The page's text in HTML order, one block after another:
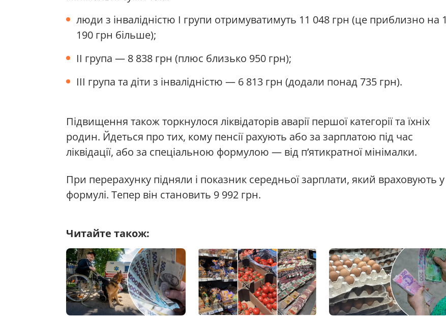
люди з інвалідністю I групи отримуватимуть 11 048 грн (це приблизно на 1
190 грн більше);
II група — 8 838 грн (плюс близько 950 грн);
III група та діти з інвалідністю — 6 813 грн (додали понад 735 грн).
Підвищення також торкнулося ліквідаторів аварії першої категорії та їхніх
родин. Йдеться про тих, кому пенсії рахують або за зарплатою під час
ліквідації, або за спеціальною формулою — від п’ятикратної мінімалки.
При перерахунку підняли і показник середньої зарплати, який враховують у
формулі. Тепер він становить 9 992 грн.
Читайте також: